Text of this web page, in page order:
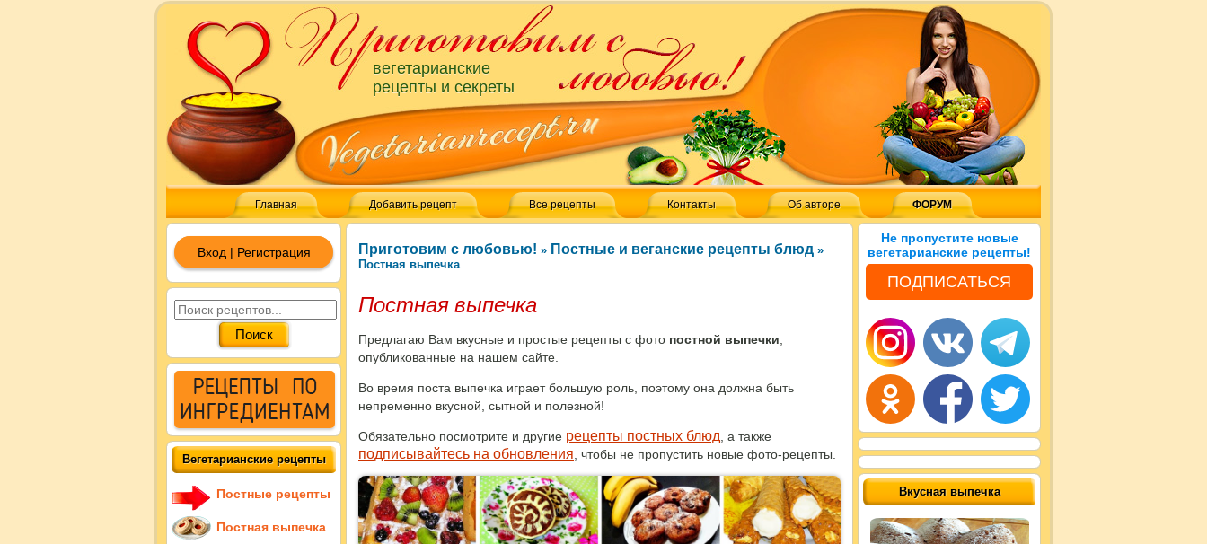
вегетарианские
рецепты и секреты
Главная Добавить рецепт Все рецепты Контакты Об авторе ФОРУМ
Приготовим с любовью! » Постные и веганские рецепты блюд »
Постная выпечка
Постная выпечка
Предлагаю Вам вкусные и простые рецепты с фото постной выпечки
опубликованные на нашем сайте.
Во время поста выпечка играет большую роль, поэтому она должна быть
непременно вкусной, сытной и полезной!
Обязательно посмотрите и другие рецепты постных блюд , а также
подписывайтесь на обновления , чтобы не пропустить новые фото-рецепты.
Вход | Регистрация
Вегетарианские рецепты
Постные рецепты
Постная выпечка
Не пропустите новые
вегетарианские рецепты!
ПОДПИСАТЬСЯ
Вкусная выпечка